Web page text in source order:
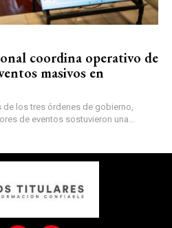
coordina operativo de
masivos en
los tres órdenes de gobierno,
de eventos sostuvieron una...